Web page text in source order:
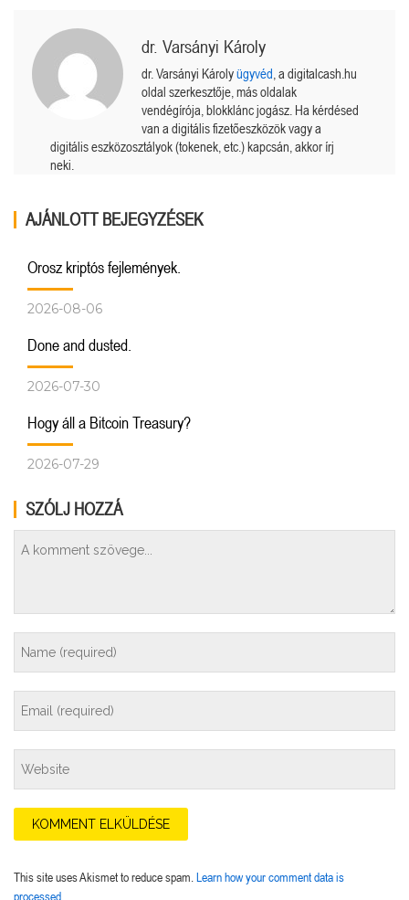
dr. Varsányi Károly
dr. Varsányi Károlyügyvéd , a digitalcash.hu
oldal szerkesztője, más oldalak
vendégírója, blokklánc jogász. Ha kérdésed
van a digitális fizetőeszközök vagy a
digitális eszközosztályok (tokenek, etc.) kapcsán, akkor írj
neki.
AJÁNLOTT BEJEGYZÉSEK
Orosz kriptós fejlemények.
2026-08-06
Done and dusted.
2026-07-30
Hogy áll a Bitcoin Treasury?
2026-07-29
SZÓLJ HOZZÁ
This site uses Akismet to reduce spam. Learn how your comment data is
processed.